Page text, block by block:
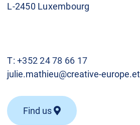
L-2450 Luxembourg
T:+352 24 78 66 17
julie.mathieu@creative-
Find us